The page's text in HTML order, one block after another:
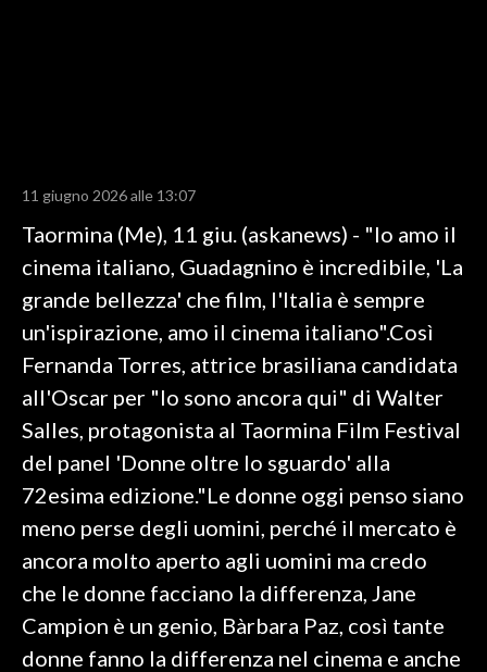
RISULTATI E CLASSIFICHE
CALCIO
CALCIO REGIONALE
BASKET
VOLLEY
MOTORI
TENNIS
ALTRI SPORT
SPETTACOLI
GOSSIP
SALUTE
11 giugno 2026 alle 13:07
Taormina (Me), 11 giu. (askanews) - "Io amo il
cinema italiano, Guadagnino è incredibile, 'La
grande bellezza' che film, l'Italia è sempre
un'ispirazione, amo il cinema italiano".Così
Fernanda Torres, attrice brasiliana candidata
all'Oscar per "Io sono ancora qui" di Walter
Salles, protagonista al Taormina Film Festival
del panel 'Donne oltre lo sguardo' alla
72esima edizione."Le donne oggi penso siano
meno perse degli uomini, perché il mercato è
ancora molto aperto agli uomini ma credo
che le donne facciano la differenza, Jane
Campion è un genio, Bàrbara Paz, così tante
donne fanno la differenza nel cinema e anche